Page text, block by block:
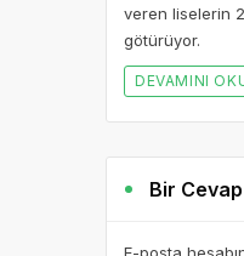
veren liselerin
götürüyor.
DEVAMINI
Bir